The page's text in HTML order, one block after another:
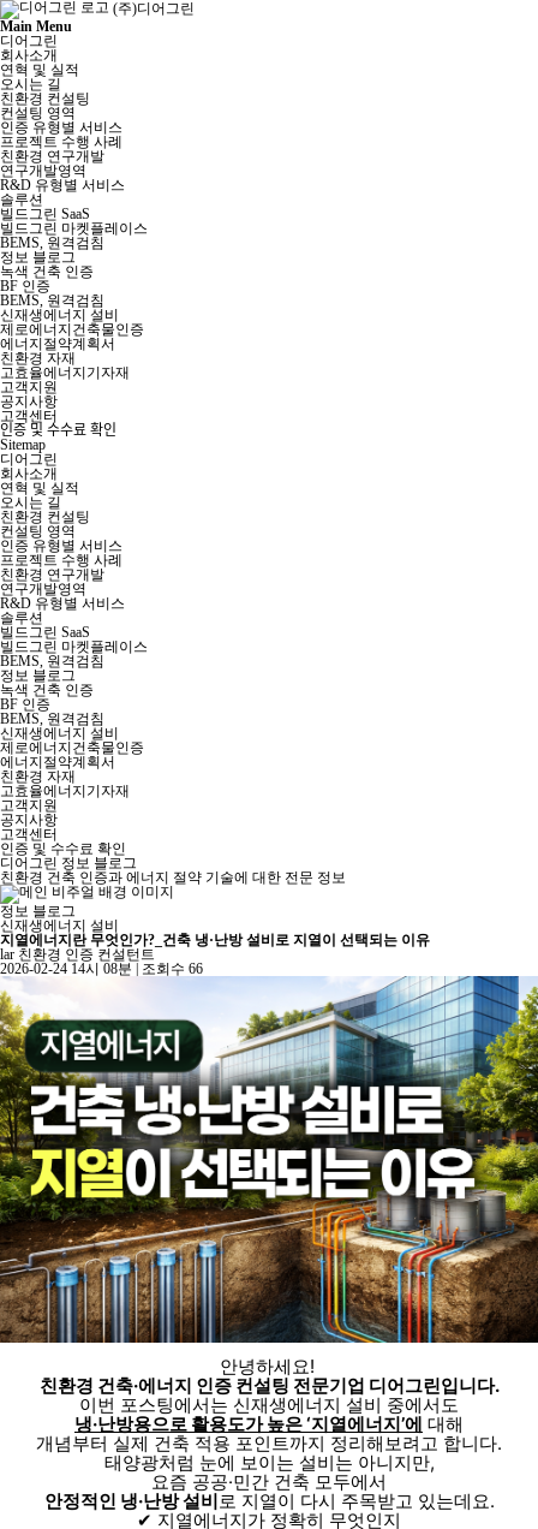
(주)디어그린
Main Menu
디어그린
회사소개
연혁 및 실적
오시는 길
친환경 컨설팅
컨설팅 영역
인증 유형별 서비스
프로젝트 수행 사례
친환경 연구개발
연구개발영역
R&D 유형별 서비스
솔루션
빌드그린 SaaS
빌드그린 마켓플레이스
BEMS, 원격검침
정보 블로그
녹색 건축 인증
BF 인증
BEMS, 원격검침
신재생에너지 설비
제로에너지건축물인증
에너지절약계획서
친환경 자재
고효율에너지기자재
고객지원
공지사항
고객센터
인증 및 수수료 확인
Sitemap
디어그린
회사소개
연혁 및 실적
오시는 길
친환경 컨설팅
컨설팅 영역
인증 유형별 서비스
프로젝트 수행 사례
친환경 연구개발
연구개발영역
R&D 유형별 서비스
솔루션
빌드그린 SaaS
빌드그린 마켓플레이스
BEMS, 원격검침
정보 블로그
녹색 건축 인증
BF 인증
BEMS, 원격검침
신재생에너지 설비
제로에너지건축물인증
에너지절약계획서
친환경 자재
고효율에너지기자재
고객지원
공지사항
고객센터
인증 및 수수료 확인
디어그린 정보 블로그
친환경 건축 인증과 에너지 절약 기술에 대한 전문 정보
정보 블로그
신재생에너지 설비
지열에너지란 무엇인가?_건축 냉·난방 설비로 지열이 선택되는 이유
lar 친환경 인증 컨설턴트
2026-02-24 14시 08분
조회수 66
안녕하세요!
친환경 건축·에너지 인증 컨설팅 전문기업 디어그린입니다.
이번 포스팅에서는 신재생에너지 설비 중에서도
냉·난방용으로 활용도가 높은 ‘지열에너지’에 대해
개념부터 실제 건축 적용 포인트까지 정리해보려고 합니다.
태양광처럼 눈에 보이는 설비는 아니지만,
요즘 공공·민간 건축 모두에서
안정적인 냉·난방 설비로 지열이 다시 주목받고 있는데요.
✔ 지열에너지가 정확히 무엇인지